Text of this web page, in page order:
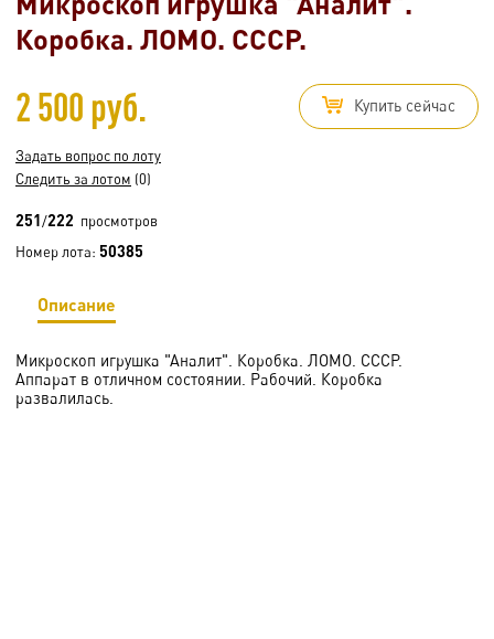
Коробка. ЛОМО. СССР.
2 500 руб. Купить сейчас
Задать вопрос по лоту
Следить за лотом (0)
251/222 просмотров
Номер лота: 50385
Описание
Микроскоп игрушка "Аналит". Коробка. ЛОМО. СССР.
Аппарат в отличном состоянии. Рабочий. Коробка
развалилась.